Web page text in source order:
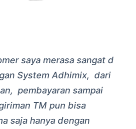
saya merasa sangat d
System Adhimix, dari
pembayaran sampai
TM pun bisa
saja hanya dengan